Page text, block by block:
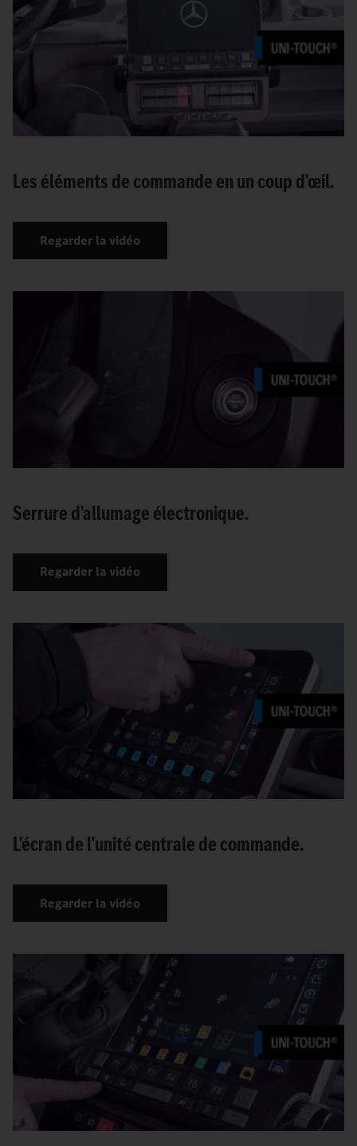
Les éléments de commande en un coup d'œil.
Regarder la vidéo
Serrure d'allumage électronique.
Regarder la vidéo
L'écran de l'unité centrale de commande.
Regarder la vidéo